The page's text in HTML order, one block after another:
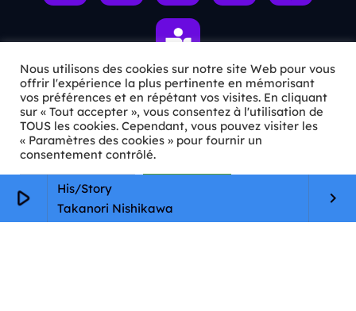
play_arrow
His/Story
Takanori Nishikawa
keyboard_arrow_right
ℹ️ INFOS PRATIQUES
✉️Contact
🦊Qui sommes-nous ?
📄
Mentions légales
Nous utilisons des cookies sur notre site Web pour vous
offrir l'expérience la plus pertinente en mémorisant
vos préférences et en répétant vos visites. En cliquant
sur « Tout accepter », vous consentez à l'utilisation de
TOUS les cookies. Cependant, vous pouvez visiter les
« Paramètres des cookies » pour fournir un
consentement contrôlé.
Paramètres Cookie